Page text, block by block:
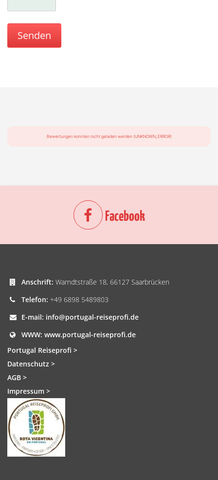
Bewertungen konnten nicht geladen werden (UNKNOWN_ERROR)
Facebook
Anschrift: Warndtstraße 18, 66127 Saarbrücken
Telefon: +49 6898 5489803
E-mail: info@portugal-reiseprofi.de
WWW: www.portugal-reiseprofi.de
Portugal Reiseprofi >
Datenschutz >
AGB >
Impressum >